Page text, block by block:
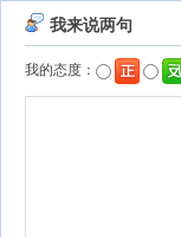
我来说两句
我的态度：